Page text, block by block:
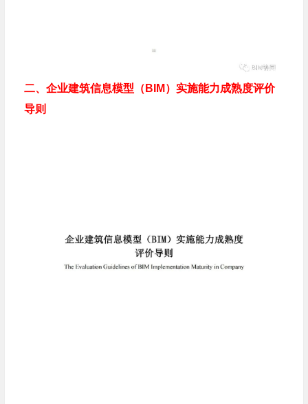
二、企业建筑信息模型（BIM）实施能力成熟度评价
导则